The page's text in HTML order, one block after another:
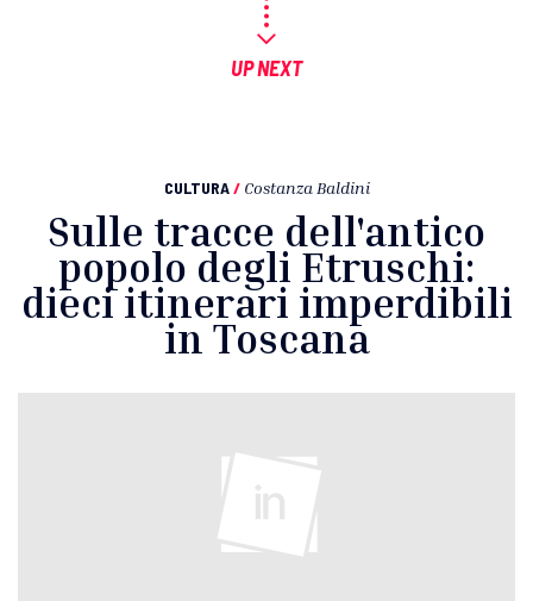
UP NEXT
CULTURA / Costanza Baldini
Sulle tracce dell'antico
popolo degli Etruschi:
dieci itinerari imperdibili
in Toscana